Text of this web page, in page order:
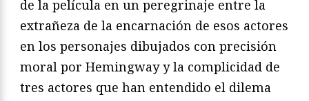
de la película en un peregrinaje entre la
extrañeza de la encarnación de esos actores
en los personajes dibujados con precisión
moral por Hemingway y la complicidad de
tres actores que han entendido el dilema